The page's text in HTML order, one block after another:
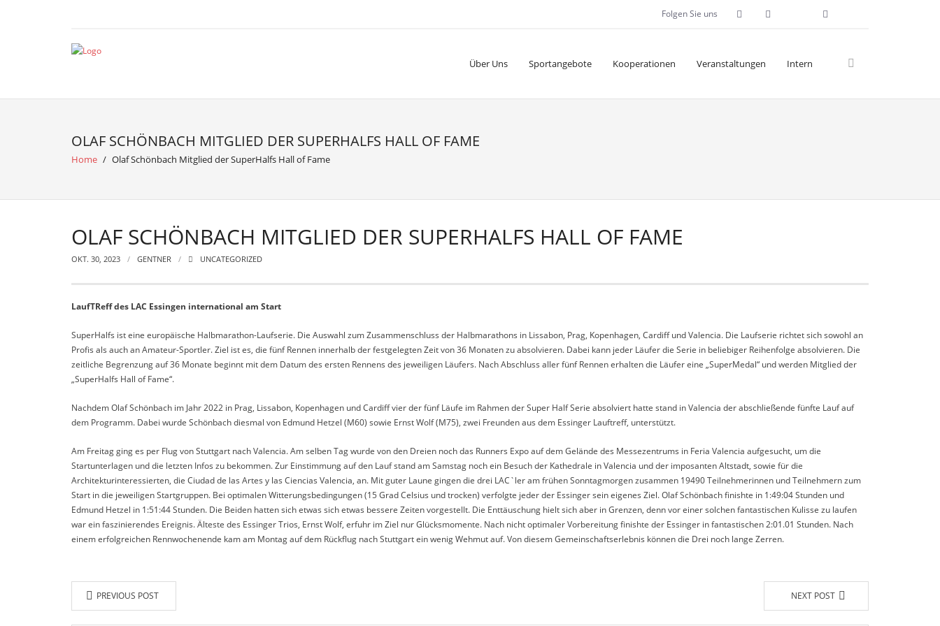
Folgen Sie uns
Über Uns Sportangebote Kooperationen Veranstaltungen Intern
OLAF SCHÖNBACH MITGLIED DER SUPERHALFS HALL OF FAME
Home / Olaf Schönbach Mitglied der SuperHalfs Hall of Fame
OLAF SCHÖNBACH MITGLIED DER SUPERHALFS HALL OF FAME
OKT. 30, 2023 GENTNER UNCATEGORIZED
LaufTReff des LAC Essingen international am Start
SuperHalfs ist eine europäische Halbmarathon-Laufserie. Die Auswahl zum Zusammenschluss der Halbmarathons in Lissabon, Prag, Kopenhagen, Cardiff und Valencia. Die Laufserie richtet sich sowohl an
Profis als auch an Amateur-Sportler. Ziel ist es, die fünf Rennen innerhalb der festgelegten Zeit von 36 Monaten zu absolvieren. Dabei kann jeder Läufer die Serie in beliebiger Reihenfolge absolvieren. Die
zeitliche Begrenzung auf 36 Monate beginnt mit dem Datum des ersten Rennens des jeweiligen Läufers. Nach Abschluss aller fünf Rennen erhalten die Läufer eine „SuperMedal“ und werden Mitglied der
„SuperHalfs Hall of Fame“.
Nachdem Olaf Schönbach im Jahr 2022 in Prag, Lissabon, Kopenhagen und Cardiff vier der fünf Läufe im Rahmen der Super Half Serie absolviert hatte stand in Valencia der abschließende fünfte Lauf auf
dem Programm. Dabei wurde Schönbach diesmal von Edmund Hetzel (M60) sowie Ernst Wolf (M75), zwei Freunden aus dem Essinger Lauftreff, unterstützt.
Am Freitag ging es per Flug von Stuttgart nach Valencia. Am selben Tag wurde von den Dreien noch das Runners Expo auf dem Gelände des Messezentrums in Feria Valencia aufgesucht, um die
Startunterlagen und die letzten Infos zu bekommen. Zur Einstimmung auf den Lauf stand am Samstag noch ein Besuch der Kathedrale in Valencia und der imposanten Altstadt, sowie für die
Architekturinteressierten, die Ciudad de las Artes y las Ciencias Valencia, an. Mit guter Laune gingen die drei LAC`ler am frühen Sonntagmorgen zusammen 19490 Teilnehmerinnen und Teilnehmern zum
Start in die jeweiligen Startgruppen. Bei optimalen Witterungsbedingungen (15 Grad Celsius und trocken) verfolgte jeder der Essinger sein eigenes Ziel. Olaf Schönbach finishte in 1:49:04 Stunden und
Edmund Hetzel in 1:51:44 Stunden. Die Beiden hatten sich etwas sich etwas bessere Zeiten vorgestellt. Die Enttäuschung hielt sich aber in Grenzen, denn vor einer solchen fantastischen Kulisse zu laufen
war ein faszinierendes Ereignis. Älteste des Essinger Trios, Ernst Wolf, erfuhr im Ziel nur Glücksmomente. Nach nicht optimaler Vorbereitung finishte der Essinger in fantastischen 2:01.01 Stunden. Nach
einem erfolgreichen Rennwochenende kam am Montag auf dem Rückflug nach Stuttgart ein wenig Wehmut auf. Von diesem Gemeinschaftserlebnis können die Drei noch lange Zerren.
PREVIOUS POST NEXT POST